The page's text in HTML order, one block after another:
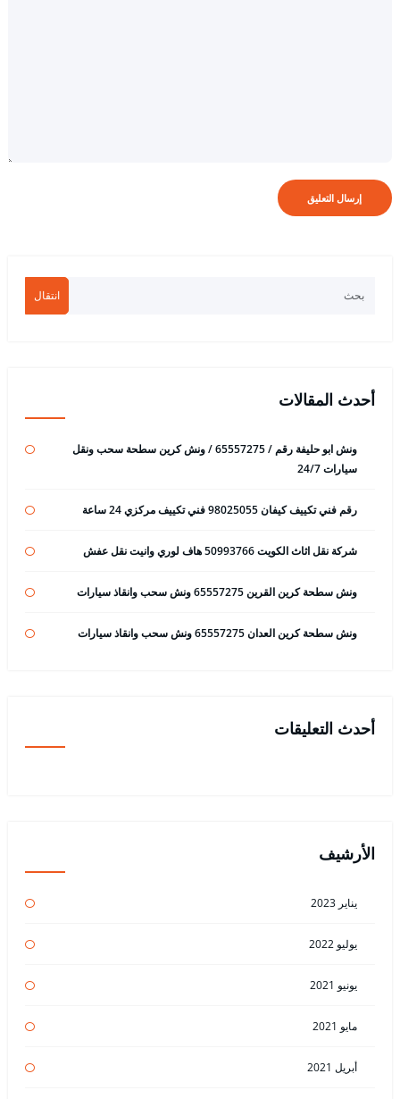
انتقال
أحدث المقالات
ونش ابو حليفة رقم / 65557275 / ونش كرين سطحة سحب ونقل
سيارات 24/7
رقم فني تكييف كيفان 98025055 فني تكييف مركزي 24 ساعة
شركة نقل اثاث الكويت 50993766 هاف لوري وانيت نقل عفش
ونش سطحة كرين القرين 65557275 ونش سحب وانقاذ سيارات
ونش سطحة كرين العدان 65557275 ونش سحب وانقاذ سيارات
أحدث التعليقات
الأرشيف
يناير 2023
يوليو 2022
يونيو 2021
مايو 2021
أبريل 2021